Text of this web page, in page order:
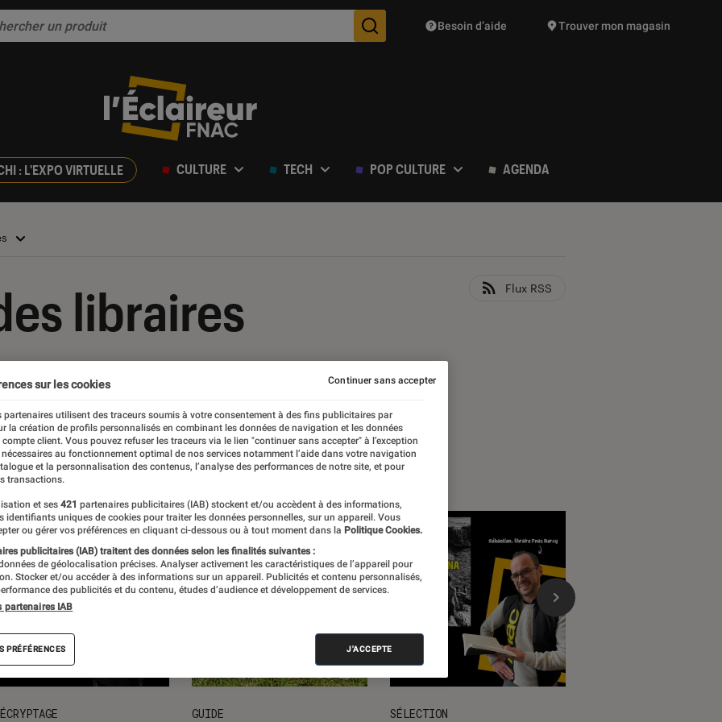
Des suggestions de produits vont vous être proposées
Besoin d’aide Trouver mon magasin
: L'EXPO VIRTUELLE CULTURE TECH POP CULTURE AGENDA
libraires Flux RSS
Loisirs & vie pratique
GUIDE SÉLECTION
sur les cookies
partenaires utilisent des traceurs soumis à votre consentement à des fins publicitaires par
la création de profils personnalisés en combinant les données de navigation et les données
compte client. Vous pouvez refuser les traceurs via le lien "continuer sans accepter" à l’exception
au fonctionnement optimal de nos services notamment l’aide dans votre navigation
et la personnalisation des contenus, l’analyse des performances de notre site, et pour
transactions.
et ses 421 partenaires publicitaires (IAB) stockent et/ou accèdent à des informations,
identifiants uniques de cookies pour traiter les données personnelles, sur un appareil. Vous
ou gérer vos préférences en cliquant ci-dessous ou à tout moment dans la Politique Cookies.
publicitaires (IAB) traitent des données selon les finalités suivantes :
de géolocalisation précises. Analyser activement les caractéristiques de l’appareil pour
Stocker et/ou accéder à des informations sur un appareil. Publicités et contenu personnalisés,
des publicités et du contenu, études d’audience et développement de services.
partenaires IAB
PRÉFÉRENCES J'ACCEPTE
Continuer sans accepter